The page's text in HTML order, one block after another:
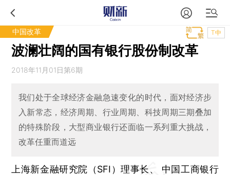
中国改革 T中
波澜壮阔的国有银行股份制改革
2018年11月01日第6期
我们处于全球经济金融急速变化的时代，面对经济步
入新常态，经济周期、行业周期、科技周期三期叠加
的特殊阶段，大型商业银行还面临一系列重大挑战，
改革任重而道远
上海新金融研究院（SFI）理事长、 中国工商银行